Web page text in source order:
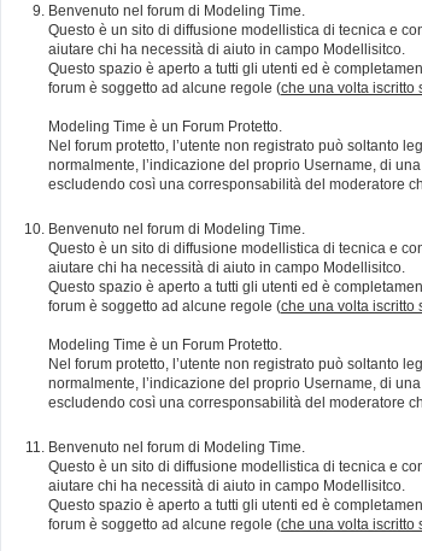
Benvenuto nel forum di Modeling Time.
Questo è un sito di diffusione modellistica di tecnica e
aiutare chi ha necessità di aiuto in campo Modellisitco.
Questo spazio è aperto a tutti gli utenti ed è
forum è soggetto ad alcune regole (che una volta iscritto
Modeling Time è un Forum Protetto.
Nel forum protetto, l’utente non registrato può soltanto
normalmente, l’indicazione del proprio Username, di
escludendo così una corresponsabilità del moderatore
Benvenuto nel forum di Modeling Time.
Questo è un sito di diffusione modellistica di tecnica e
aiutare chi ha necessità di aiuto in campo Modellisitco.
Questo spazio è aperto a tutti gli utenti ed è
forum è soggetto ad alcune regole (che una volta iscritto
Modeling Time è un Forum Protetto.
Nel forum protetto, l’utente non registrato può soltanto
normalmente, l’indicazione del proprio Username, di
escludendo così una corresponsabilità del moderatore
Benvenuto nel forum di Modeling Time.
Questo è un sito di diffusione modellistica di tecnica e
aiutare chi ha necessità di aiuto in campo Modellisitco.
Questo spazio è aperto a tutti gli utenti ed è
forum è soggetto ad alcune regole (che una volta iscritto